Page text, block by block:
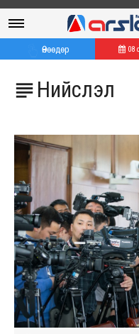
Өнөөдөр 08
 Нийслэл